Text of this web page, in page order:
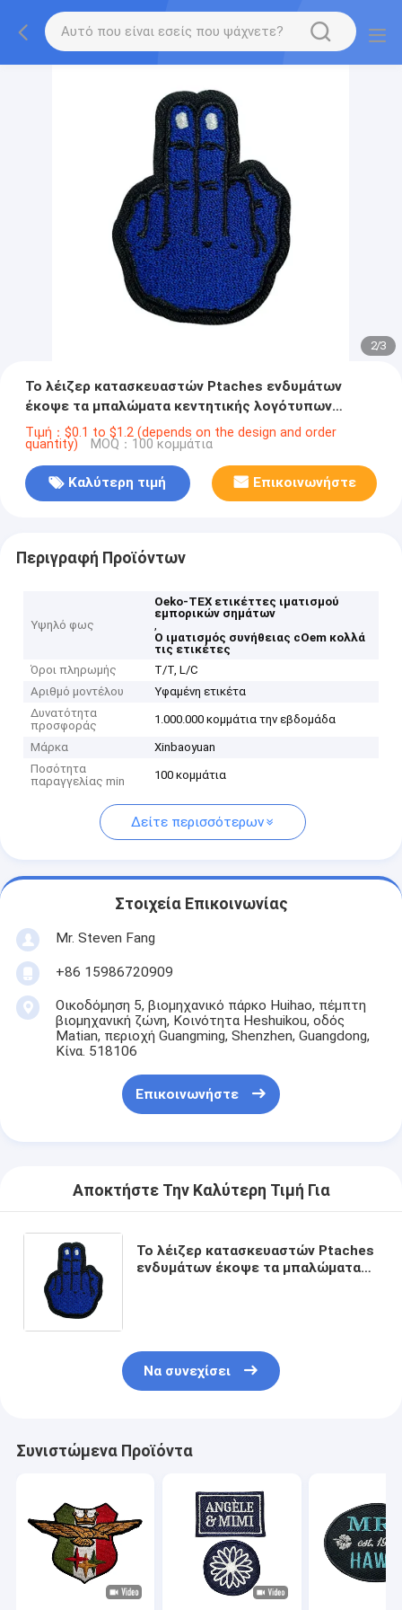
2/3
Το λέιζερ κατασκευαστών Ptaches ενδυμάτων
έκοψε τα μπαλώματα κεντητικής λογότυπων
εμπορικών σημάτων συνήθειας συνόρων
Τιμή：$0.1 to $1.2 (depends on the design and order
quantity) MOQ：100 κομμάτια
Καλύτερη τιμή Επικοινωνήστε
Περιγραφή Προϊόντων
Υψηλό φως
Oeko-TEX ετικέττες ιματισμού
εμπορικών σημάτων
,
Ο ιματισμός συνήθειας cOem κολλά
τις ετικέτες
Όροι πληρωμής
T/T, L/C
Αριθμό μοντέλου
Υφαμένη ετικέτα
Δυνατότητα
προσφοράς
1.000.000 κομμάτια την εβδομάδα
Μάρκα
Xinbaoyuan
Ποσότητα
παραγγελίας min
100 κομμάτια
Δείτε περισσότερων
Στοιχεία Επικοινωνίας
Mr. Steven Fang
+86 15986720909
Οικοδόμηση 5, βιομηχανικό πάρκο Huihao, πέμπτη
βιομηχανική ζώνη, Κοινότητα Heshuikou, οδός
Matian, περιοχή Guangming, Shenzhen, Guangdong,
Κίνα. 518106
Επικοινωνήστε
Αποκτήστε Την Καλύτερη Τιμή Για
Το λέιζερ κατασκευαστών Ptaches
ενδυμάτων έκοψε τα μπαλώματα
Να συνεχίσει
Συνιστώμενα Προϊόντα